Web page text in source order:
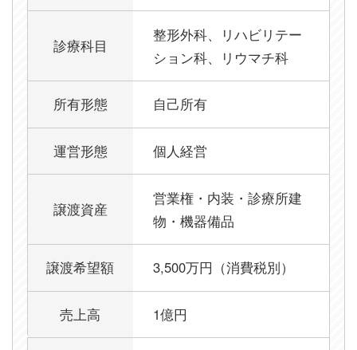
診療科目
整形外科、リハビリテー
ション科、リウマチ科
所有形態 自己所有
運営形態 個人経営
譲渡資産
営業権・内装・診療所建
物・機器備品
譲渡希望額 3,500万円（消費税別）
売上高 1億円